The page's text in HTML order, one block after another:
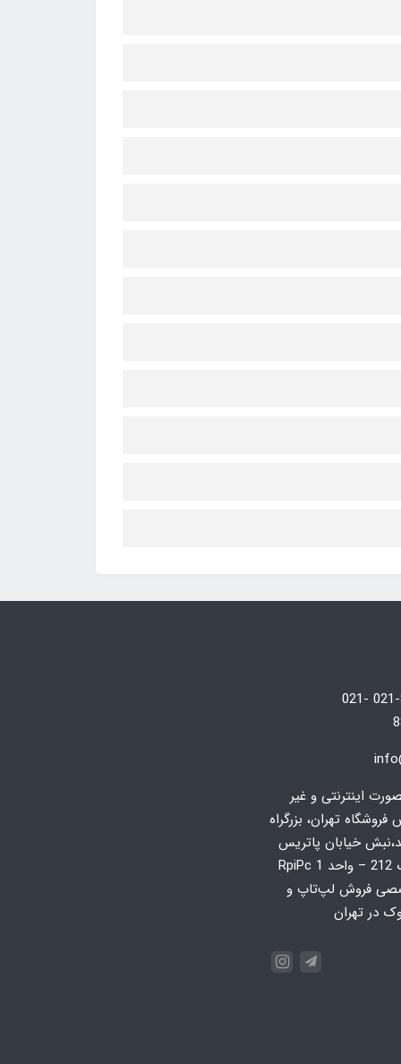
021-88246804/5 021-
اینترنتی و غیر
تهران، بزرگراه
خیابان پاتریس
لومومبا، پلاک 212 – واحد 1 RpiPc
فروش لپ‌تاپ و
در تهران